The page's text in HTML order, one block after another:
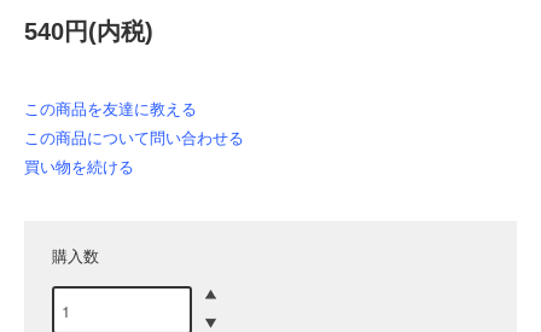
540円(内税)
この商品を友達に教える
この商品について問い合わせる
買い物を続ける
購入数